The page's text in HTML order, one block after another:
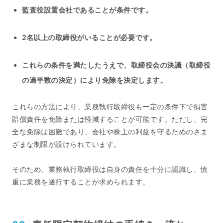
監査役設置会社であることが条件です。
2名以上の取締役がいることが必要です。
これらの条件を満たしたうえで、取締役会の決議（取締役
の過半数の決定）により免除を決定します。
これらの方法により、業務執行取締役も一定の条件下で損害
賠償責任を免除または軽減することが可能です。ただし、完
全な免除は困難であり、会社や株主の利益を守るためのさま
ざまな制限が設けられています。
そのため、業務執行取締役は自身の責任を十分に認識し、慎
重に業務を遂行することが求められます。